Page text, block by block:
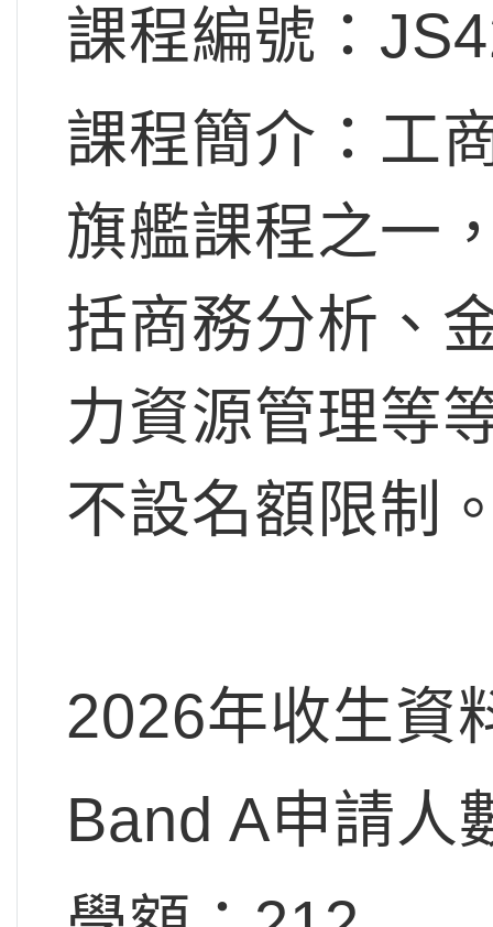
課程編號：
課程簡介：工
旗艦課程之一
括商務分析、
力資源管理等
不設名額限制
2026年收生資
Band A申請人